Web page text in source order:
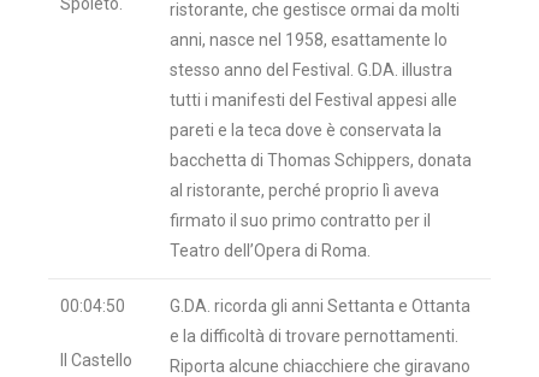
ristorante, che gestisce ormai da molti
anni, nasce nel 1958, esattamente lo
stesso anno del Festival. G.DA. illustra
tutti i manifesti del Festival appesi alle
pareti e la teca dove è conservata la
bacchetta di Thomas Schippers, donata
al ristorante, perché proprio lì aveva
firmato il suo primo contratto per il
Teatro dell’Opera di Roma.
00:04:50
Il Castello
G.DA. ricorda gli anni Settanta e Ottanta
e la difficoltà di trovare pernottamenti.
Riporta alcune chiacchiere che giravano